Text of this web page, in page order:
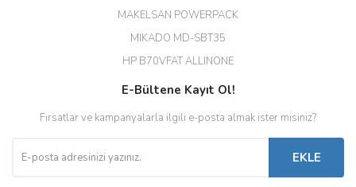
Diğer yorumları göster
MAKELSAN POWERPACK
MIKADO MD-SBT35
HP B70VFAT ALLINONE
E-Bültene Kayıt Ol!
Fırsatlar ve kampanyalarla ilgili e-posta almak ister misiniz?
EKLE